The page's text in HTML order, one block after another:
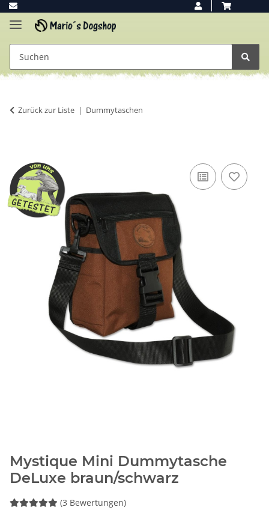
Zurück zur Liste Dummytaschen
Mystique Mini Dummytasche
DeLuxe braun/schwarz
(3 Bewertungen)